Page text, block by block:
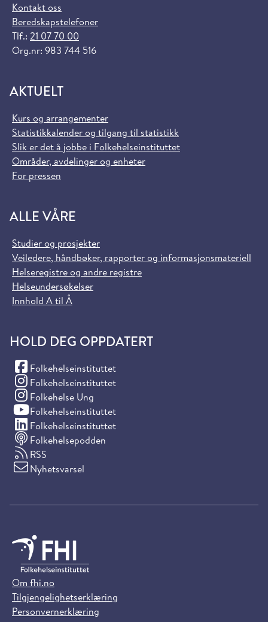
Kontakt oss
Beredskapstelefoner
Tlf.: 21 07 70 00
Org.nr: 983 744 516
AKTUELT
Kurs og arrangementer
Statistikkalender og tilgang til statistikk
Slik er det å jobbe i Folkehelseinstituttet
Områder, avdelinger og enheter
For pressen
ALLE VÅRE
Studier og prosjekter
Veiledere, håndbøker, rapporter og informasjonsmateriell
Helseregistre og andre registre
Helseundersøkelser
Innhold A til Å
HOLD DEG OPPDATERT
Folkehelseinstituttet
(Facebook)
Folkehelseinstituttet
(Instagram)
Folkehelse Ung
(Instagram)
Folkehelseinstituttet
(YouTube)
Folkehelseinstituttet
(LinkedIn)
Folkehelsepodden
RSS
Nyhetsvarsel
Om fhi.no
Tilgjengelighetserklæring
Personvernerklæring